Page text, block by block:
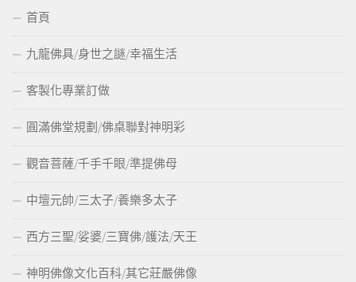
首頁
九龍佛具/身世之謎/幸福生活
客製化專業訂做
圓滿佛堂規劃/佛桌聯對神明彩
觀音菩薩/千手千眼/準提佛母
中壇元帥/三太子/養樂多太子
西方三聖/娑婆/三寶佛/護法/天王
神明佛像文化百科/其它莊嚴佛像